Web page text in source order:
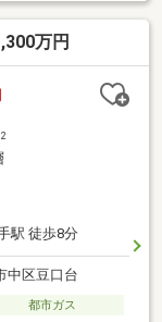
万円
2
駅 徒歩8分
中区豆口台
都市ガス